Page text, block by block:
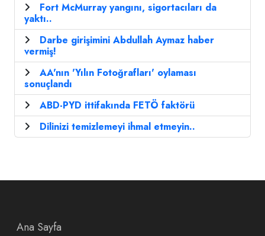
Fort McMurray yangını, sigortacıları da
yaktı..
Darbe girişimini Abdullah Aymaz haber
vermiş!
AA'nın 'Yılın Fotoğrafları' oylaması
sonuçlandı
ABD-PYD ittifakında FETÖ faktörü
Dilinizi temizlemeyi ihmal etmeyin..
Ana Sayfa